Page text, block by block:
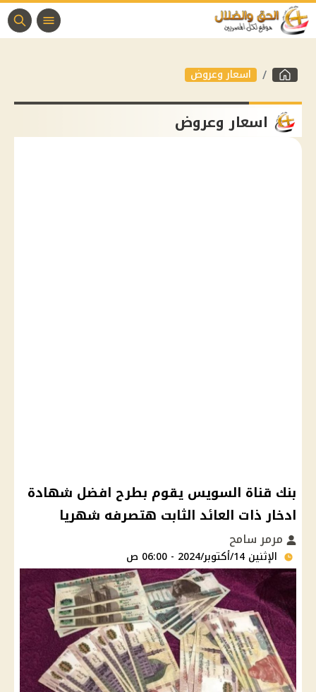
اسعار وعروض
اسعار وعروض
بنك قناة السويس يقوم بطرح افضل شهادة
ادخار ذات العائد الثابت هتصرفه شهريا
مرمر سامح
الإثنين 14/أكتوبر/2024 - 06:00 ص